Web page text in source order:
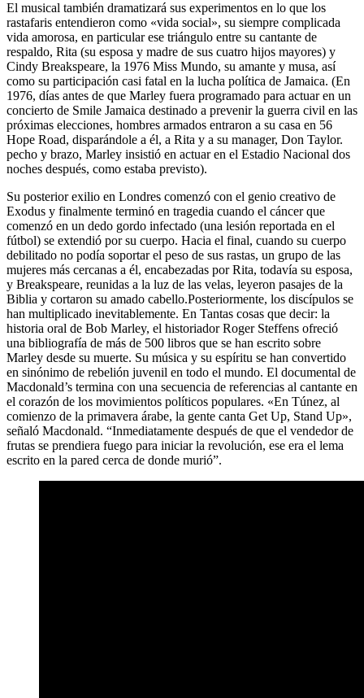
El musical también dramatizará sus experimentos en lo que los
rastafaris entendieron como «vida social», su siempre complicada
vida amorosa, en particular ese triángulo entre su cantante de
respaldo, Rita (su esposa y madre de sus cuatro hijos mayores) y
Cindy Breakspeare, la 1976 Miss Mundo, su amante y musa, así
como su participación casi fatal en la lucha política de Jamaica. (En
1976, días antes de que Marley fuera programado para actuar en un
concierto de Smile Jamaica destinado a prevenir la guerra civil en las
próximas elecciones, hombres armados entraron a su casa en 56
Hope Road, disparándole a él, a Rita y a su manager, Don Taylor.
pecho y brazo, Marley insistió en actuar en el Estadio Nacional dos
noches después, como estaba previsto).
Su posterior exilio en Londres comenzó con el genio creativo de
Exodus y finalmente terminó en tragedia cuando el cáncer que
comenzó en un dedo gordo infectado (una lesión reportada en el
fútbol) se extendió por su cuerpo. Hacia el final, cuando su cuerpo
debilitado no podía soportar el peso de sus rastas, un grupo de las
mujeres más cercanas a él, encabezadas por Rita, todavía su esposa,
y Breakspeare, reunidas a la luz de las velas, leyeron pasajes de la
Biblia y cortaron su amado cabello.Posteriormente, los discípulos se
han multiplicado inevitablemente. En Tantas cosas que decir: la
historia oral de Bob Marley, el historiador Roger Steffens ofreció
una bibliografía de más de 500 libros que se han escrito sobre
Marley desde su muerte. Su música y su espíritu se han convertido
en sinónimo de rebelión juvenil en todo el mundo. El documental de
Macdonald’s termina con una secuencia de referencias al cantante en
el corazón de los movimientos políticos populares. «En Túnez, al
comienzo de la primavera árabe, la gente canta Get Up, Stand Up»,
señaló Macdonald. “Inmediatamente después de que el vendedor de
frutas se prendiera fuego para iniciar la revolución, ese era el lema
escrito en la pared cerca de donde murió”.